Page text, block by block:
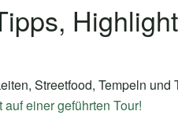
Streetfood, Tempeln und
einer geführten Tour!